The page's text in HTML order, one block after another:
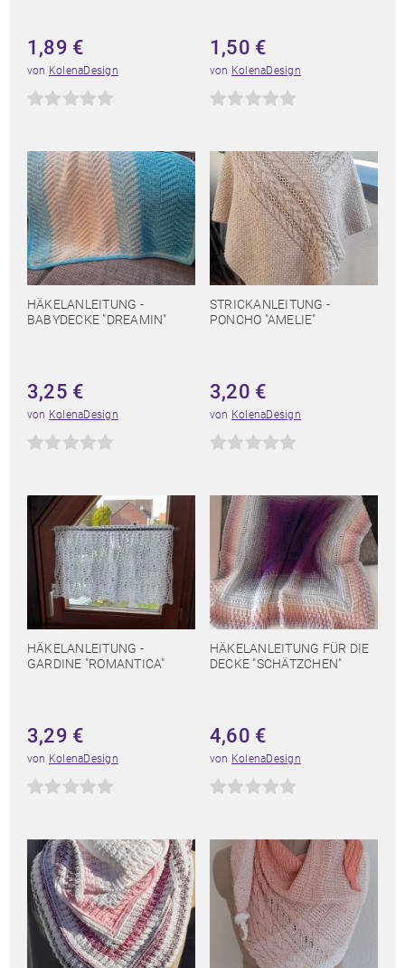
1,89 €
von KolenaDesign
1,50 €
von KolenaDesign
HÄKELANLEITUNG -
BABYDECKE "DREAMIN"
3,25 €
von KolenaDesign
STRICKANLEITUNG -
PONCHO "AMELIE"
3,20 €
von KolenaDesign
HÄKELANLEITUNG -
GARDINE "ROMANTICA"
3,29 €
von KolenaDesign
HÄKELANLEITUNG FÜR DIE
DECKE "SCHÄTZCHEN"
4,60 €
von KolenaDesign